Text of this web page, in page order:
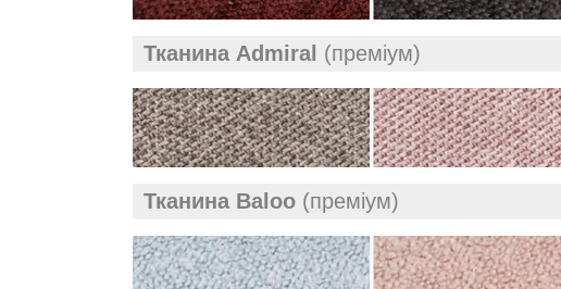
Тканина Admiral (преміум)
Тканина Baloo (преміум)